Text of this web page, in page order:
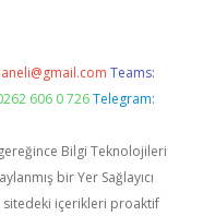
Teams:
606 0 726 Telegram:
Bilgi Teknolojileri
bir Yer Sağlayıcı
içerikleri proaktif